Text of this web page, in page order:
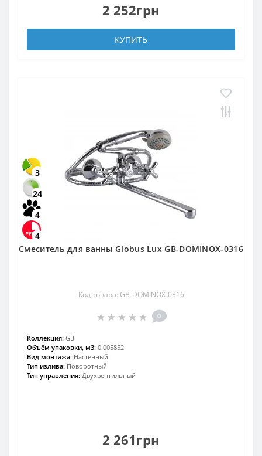
2 252грн
КУПИТЬ
3
24
4
4
Смеситель для ванны Globus Lux GB-DOMINOX-0316
Код товара: GB-DOMINOX-0316
0
Коллекция: GB
Объём упаковки, м3: 0.005852
Вид монтажа: Настенный
Тип излива: Поворотный
Тип управления: Двухвентильный
2 261грн